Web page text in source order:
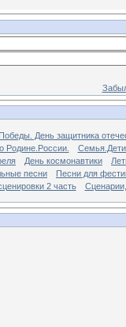
День защитника
Родине.России.
День космонавтики
песни
Песни для
2 часть